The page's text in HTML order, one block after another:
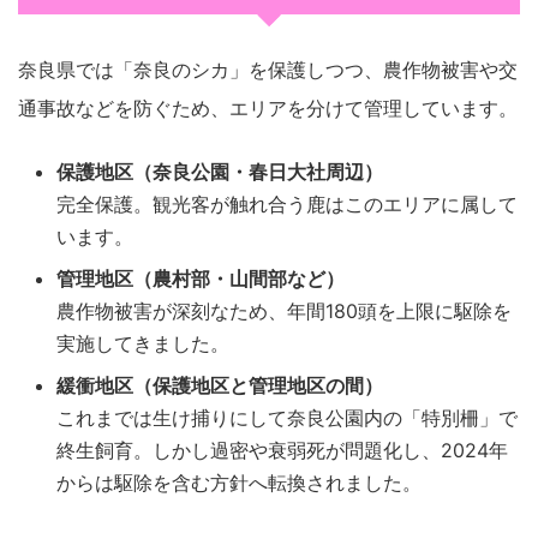
奈良県では「奈良のシカ」を保護しつつ、農作物被害や交
通事故などを防ぐため、エリアを分けて管理しています。
保護地区（奈良公園・春日大社周辺）
完全保護。観光客が触れ合う鹿はこのエリアに属して
います。
管理地区（農村部・山間部など）
農作物被害が深刻なため、年間180頭を上限に駆除を
実施してきました。
緩衝地区（保護地区と管理地区の間）
これまでは生け捕りにして奈良公園内の「特別柵」で
終生飼育。しかし過密や衰弱死が問題化し、2024年
からは駆除を含む方針へ転換されました。